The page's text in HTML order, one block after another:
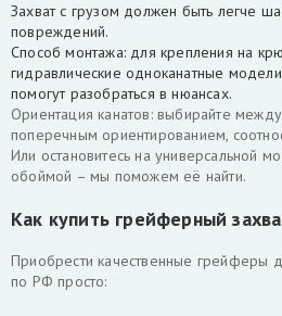
Захват с грузом должен быть легче
повреждений.
Способ монтажа: для крепления на
гидравлические одноканатные
помогут разобраться в нюансах.
Ориентация канатов: выбирайте
поперечным ориентированием,
Или остановитесь на универсальной
обоймой – мы поможем её найти.
Как купить грейферный
Приобрести качественные грейферы
по РФ просто: